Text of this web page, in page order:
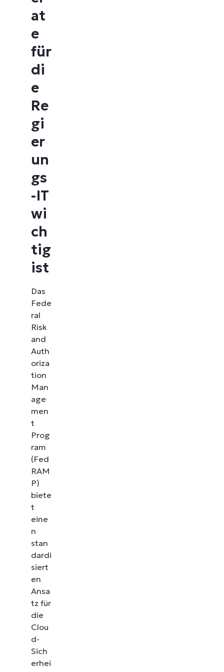
at
e
für
di
e
Re
gi
er
un
gs
-IT
wi
ch
tig
ist
Das
Fede
ral
Risk
and
Auth
oriza
tion
Man
age
men
t
Prog
ram
(Fed
RAM
P)
biete
t
eine
n
stan
dardi
siert
en
Ansa
tz für
die
Clou
d-
Sich
erhei